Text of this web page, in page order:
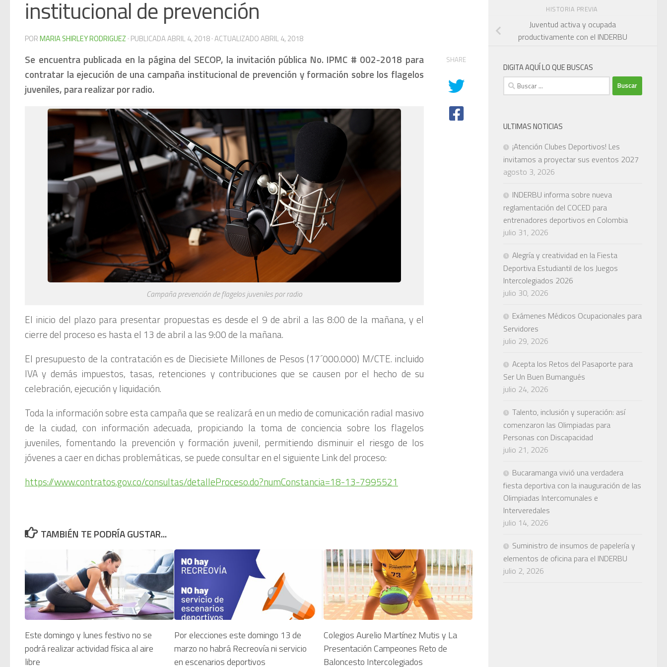
institucional de prevención
PORMARIA SHIRLEY RODRIGUEZ · PUBLICADAABRIL 4, 2018· ACTUALIZADOABRIL 4, 2018
Se encuentra publicada en la página del SECOP, la invitación pública No. IPMC # 002-2018 para
contratar la ejecución de una campaña institucional de prevención y formación sobre los flagelos
juveniles, para realizar por radio.
Campaña prevención de flagelos juveniles por radio
El inicio del plazo para presentar propuestas es desde el 9 de abril a las 8:00 de la mañana, y el
cierre del proceso es hasta el 13 de abril a las 9:00 de la mañana.
El presupuesto de la contratación es de Diecisiete Millones de Pesos (17´000.000) M/CTE. incluido
IVA y demás impuestos, tasas, retenciones y contribuciones que se causen por el hecho de su
celebración, ejecución y liquidación.
Toda la información sobre esta campaña que se realizará en un medio de comunicación radial masivo
de la ciudad, con información adecuada, propiciando la toma de conciencia sobre los flagelos
juveniles, fomentando la prevención y formación juvenil, permitiendo disminuir el riesgo de los
jóvenes a caer en dichas problemáticas, se puede consultar en el siguiente Link del proceso:
https://www.contratos.gov.co/consultas/detalleProceso.do?numConstancia=18-13-7995521
SHARE
TAMBIÉN TE PODRÍA GUSTAR...
Este domingo y lunes festivo no se
podrá realizar actividad física al aire
libre
Por elecciones este domingo 13 de
marzo no habrá Recreovía ni servicio
en escenarios deportivos
Colegios Aurelio Martínez Mutis y La
Presentación Campeones Reto de
Baloncesto Intercolegiados
HISTORIA PREVIA
Juventud activa y ocupada
productivamente con el INDERBU
DIGITA AQUÍ LO QUE BUSCAS
Buscar:
ULTIMAS NOTICIAS
¡Atención Clubes Deportivos! Les
invitamos a proyectar sus eventos 2027
agosto 3, 2026
INDERBU informa sobre nueva
reglamentación del COCED para
entrenadores deportivos en Colombia
julio 31, 2026
Alegría y creatividad en la Fiesta
Deportiva Estudiantil de los Juegos
Intercolegiados 2026
julio 30, 2026
Exámenes Médicos Ocupacionales para
Servidores
julio 29, 2026
Acepta los Retos del Pasaporte para
Ser Un Buen Bumangués
julio 24, 2026
Talento, inclusión y superación: así
comenzaron las Olimpiadas para
Personas con Discapacidad
julio 21, 2026
Bucaramanga vivió una verdadera
fiesta deportiva con la inauguración de las
Olimpiadas Intercomunales e
Interveredales
julio 14, 2026
Suministro de insumos de papelería y
elementos de oficina para el INDERBU
julio 2, 2026